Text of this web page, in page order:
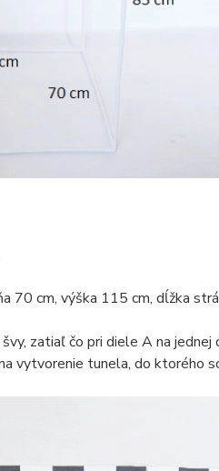
70 cm, výška 115 cm, dĺžka
zatiaľ čo pri diele A na jednej
vytvorenie tunela, do ktorého